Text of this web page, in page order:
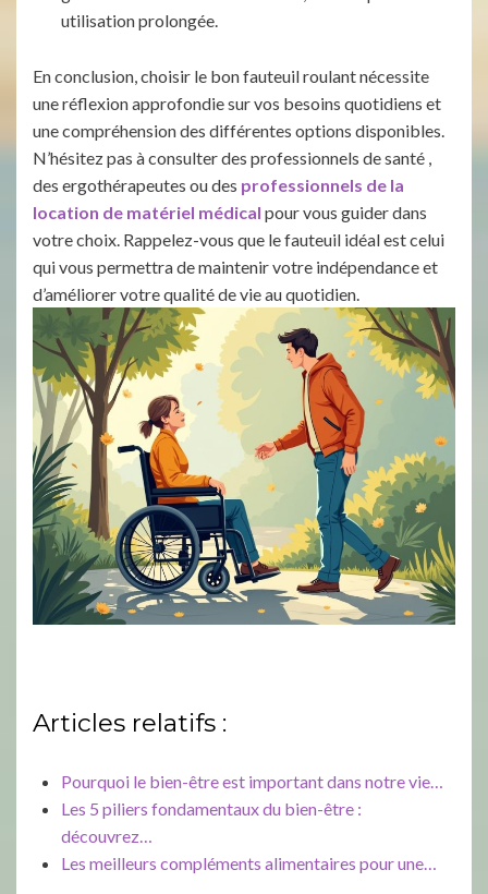
utilisation prolongée.
En conclusion, choisir le bon fauteuil roulant nécessite
une réflexion approfondie sur vos besoins quotidiens et
une compréhension des différentes options disponibles.
N’hésitez pas à consulter des professionnels de santé ,
des ergothérapeutes ou des professionnels de la
location de matériel médical pour vous guider dans
votre choix. Rappelez-vous que le fauteuil idéal est celui
qui vous permettra de maintenir votre indépendance et
d’améliorer votre qualité de vie au quotidien.
Articles relatifs :
Pourquoi le bien-être est important dans notre vie…
Les 5 piliers fondamentaux du bien-être :
découvrez…
Les meilleurs compléments alimentaires pour une…